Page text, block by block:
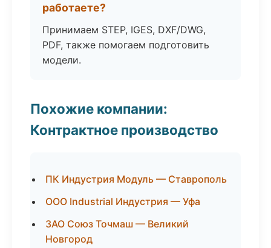
работаете?
Принимаем STEP, IGES, DXF/DWG,
PDF, также помогаем подготовить
модели.
Похожие компании:
Контрактное производство
ПК Индустрия Модуль — Ставрополь
ООО Industrial Индустрия — Уфа
ЗАО Союз Точмаш — Великий
Новгород